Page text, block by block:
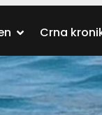
Crna